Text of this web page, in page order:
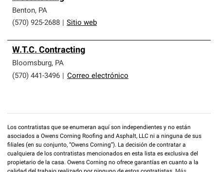
Benton, PA
(570) 925-2688
Sitio web
W.T.C. Contracting
Bloomsburg, PA
(570) 441-3496
Correo electrónico
Los contratistas que se enumeran aquí son independientes y no están
asociados a Owens Corning Roofing and Asphalt, LLC ni a ninguna de sus
filiales (en su conjunto, “Owens Corning”). La decisión de contratar a
cualquiera de los contratistas mencionados en esta lista es exclusiva del
propietario de la casa. Owens Corning no ofrece garantías en cuanto a la